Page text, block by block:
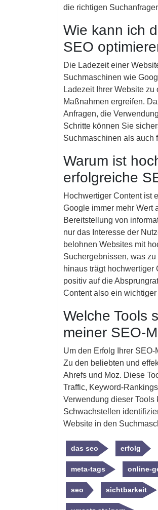
die richtigen
Wie kann ich
SEO
Die Ladezeit einer
Suchmaschinen wie
Ladezeit Ihrer Website
Maßnahmen ergreifen.
Anfragen, die
Schritte können Sie
Suchmaschinen als auch
Warum ist
erfolgreiche
Hochwertiger Content ist
Google immer mehr Wert
Bereitstellung von
nur das Interesse der
belohnen Websites mit
Suchergebnissen, was
hinaus trägt hochwertiger
positiv auf die
Content also ein
Welche Tools
meiner SEO-
Um den Erfolg Ihrer
Zu den beliebten und
Ahrefs und Moz. Diese
Traffic, Keyword-
Verwendung dieser Tools
Schwachstellen
Website in den
das seo erfolg
meta-tags online-
seo sichtbarkeit